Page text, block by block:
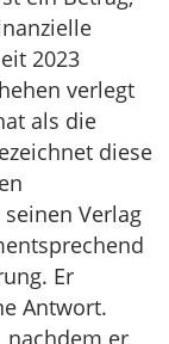
2023
verlegt
als die
diese
Verlag
Er
Antwort.
nachdem er